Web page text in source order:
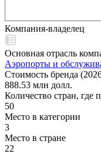
Компания-владелец
Основная отрасль
Аэропорты и
Стоимость бренда
888.53 млн долл.
Количество стран, где
50
Место в категории
3
Место в стране
22